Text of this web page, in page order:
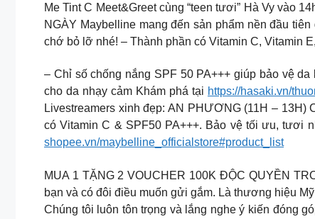
Me Tint C Meet&Greet cùng “teen tươi” Hà Vy vào
NGÀY Maybelline mang đến sản phẩm nền đầu
chớ bỏ lỡ nhé! – Thành phần có Vitamin C, Vitamin
– Chỉ số chống nắng SPF 50 PA+++ giúp bảo vệ
cho da nhạy cảm Khám phá tại https://hasaki.vn/
Livestreamers xinh đẹp: AN PHƯƠNG (11H –
có Vitamin C & SPF50 PA+++. Bảo vệ tối ưu, tươi
shopee.vn/maybelline_officialstore#product_list
MUA 1 TẶNG 2 VOUCHER 100K ĐỘC QUYỀN
bạn và có đôi điều muốn gửi gắm. Là thương hiệu
Chúng tôi luôn tôn trọng và lắng nghe ý kiến đóng